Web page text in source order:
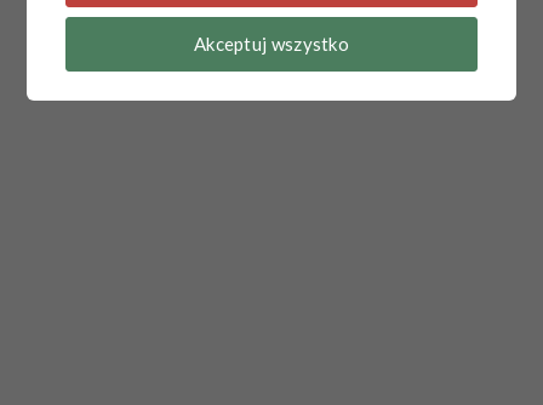
Akceptuj wszystko